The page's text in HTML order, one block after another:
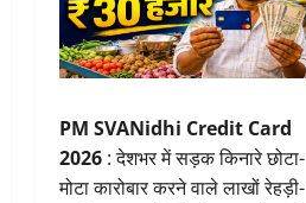
PM SVANidhi Credit Card
2026 : देशभर में सड़क किनारे छोटा-
मोटा कारोबार करने वाले लाखों रेहड़ी-